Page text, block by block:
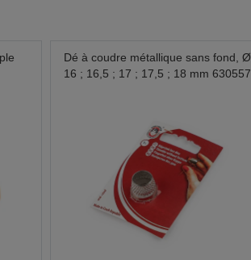
Dé à coudre métallique sans fond, Ø
16 ; 16,5 ; 17 ; 17,5 ; 18 mm 630557